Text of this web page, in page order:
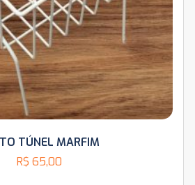
TÚNEL MARFIM
R$ 65,00